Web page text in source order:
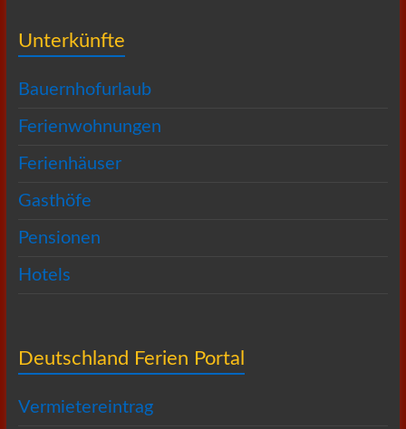
Unterkünfte
Bauernhofurlaub
Ferienwohnungen
Ferienhäuser
Gasthöfe
Pensionen
Hotels
Deutschland Ferien Portal
Vermietereintrag